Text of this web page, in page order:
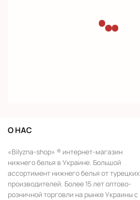
О НАС
«Bilyzna-shop» ® интернет-магазин
нижнего белья в Украине. Большой
ассортимент нижнего белья от турецких
производителей. Более 15 лет оптово-
розничной торговли на рынке Украины с